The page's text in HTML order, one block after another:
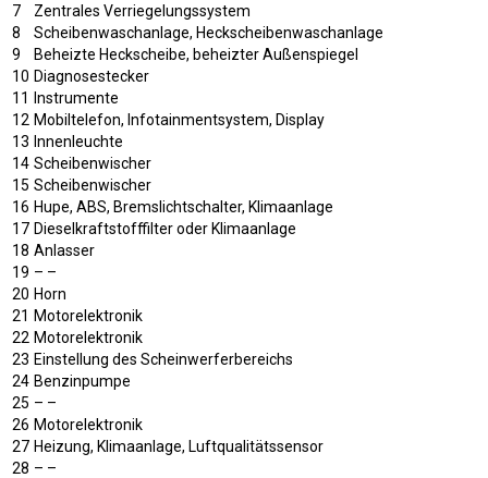
7
Zentrales Verriegelungssystem
8
Scheibenwaschanlage, Heckscheibenwaschanlage
9
Beheizte Heckscheibe, beheizter Außenspiegel
10 Diagnosestecker
11
Instrumente
12 Mobiltelefon, Infotainmentsystem, Display
13 Innenleuchte
14 Scheibenwischer
15 Scheibenwischer
16 Hupe, ABS, Bremslichtschalter, Klimaanlage
17 Dieselkraftstofffilter oder Klimaanlage
18 Anlasser
19 – –
20 Horn
21 Motorelektronik
22 Motorelektronik
23 Einstellung des Scheinwerferbereichs
24 Benzinpumpe
25 – –
26 Motorelektronik
27 Heizung, Klimaanlage, Luftqualitätssensor
28 – –